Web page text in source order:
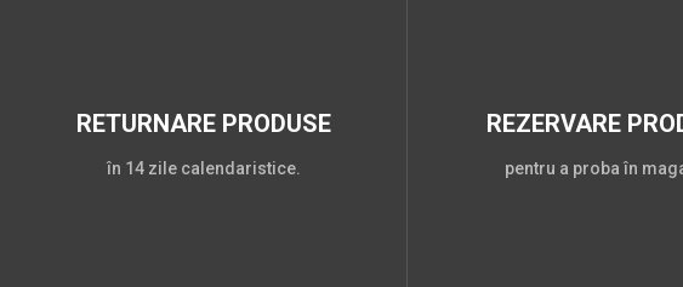
RETURNARE PRODUSE
în 14 zile calendaristice.
REZERVARE
pentru a proba în